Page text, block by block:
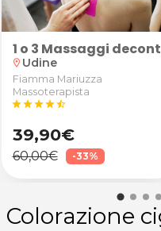
da Elite della
1 o 3 Massaggi
location_on Udine
Fiamma Mariuzza
Massoterapista
starstarstarstarstar_half
39,90€
60,00€ -33%
Colorazione